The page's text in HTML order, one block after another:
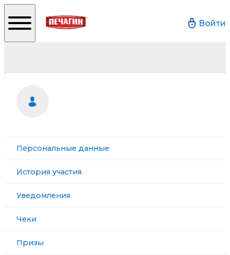
Войти
Персональные данные
История участия
Уведомления
Чеки
Призы